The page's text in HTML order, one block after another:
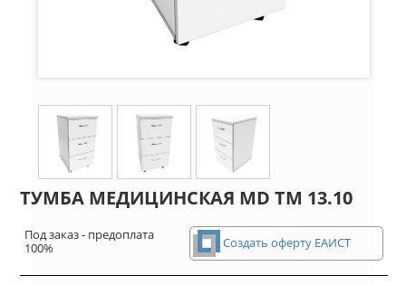
ТУМБА МЕДИЦИНСКАЯ MD ТМ 13.10
Под заказ - предоплата
100%
Создать оферту ЕАИСТ